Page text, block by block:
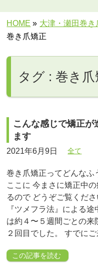
HOME » 大津・瀬田巻
巻き爪矯正
タグ : 巻き爪
こんな感じで矯正が
ます
2021年6月9日 全て
巻き爪矯正ってどんなふ
ここに 今まさに矯正中
るので どうぞご覧くだ
『ツメフラ法』による
は約４〜５週間ごとの来
２回目でした。 すでに
この記事を読む